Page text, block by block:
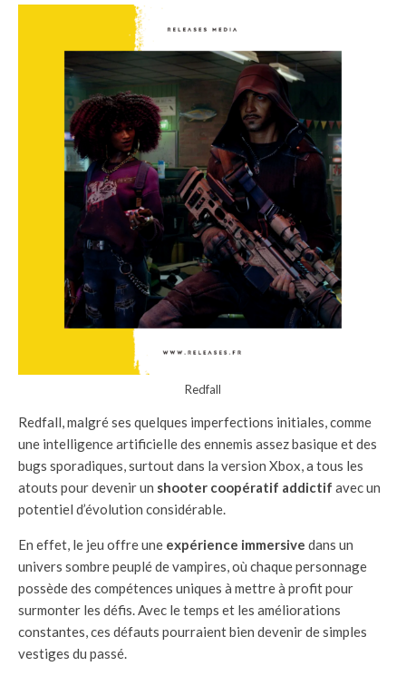
Redfall
Redfall, malgré ses quelques imperfections initiales, comme
une intelligence artificielle des ennemis assez basique et des
bugs sporadiques, surtout dans la version Xbox, a tous les
atouts pour devenir un shooter coopératif addictif avec un
potentiel d’évolution considérable.
En effet, le jeu offre une expérience immersive dans un
univers sombre peuplé de vampires, où chaque personnage
possède des compétences uniques à mettre à profit pour
surmonter les défis. Avec le temps et les améliorations
constantes, ces défauts pourraient bien devenir de simples
vestiges du passé.